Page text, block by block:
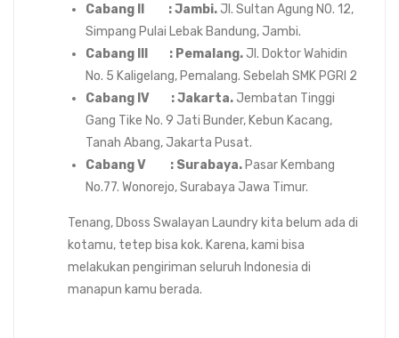
Cabang II : Jambi. Jl. Sultan Agung N0. 12,
Simpang Pulai Lebak Bandung, Jambi.
Cabang III : Pemalang. Jl. Doktor Wahidin
No. 5 Kaligelang, Pemalang. Sebelah SMK PGRI 2
Cabang IV : Jakarta. Jembatan Tinggi
Gang Tike No. 9 Jati Bunder, Kebun Kacang,
Tanah Abang, Jakarta Pusat.
Cabang V : Surabaya. Pasar Kembang
No.77. Wonorejo, Surabaya Jawa Timur.
Tenang, Dboss Swalayan Laundry kita belum ada di
kotamu, tetep bisa kok. Karena, kami bisa
melakukan pengiriman seluruh Indonesia di
manapun kamu berada.